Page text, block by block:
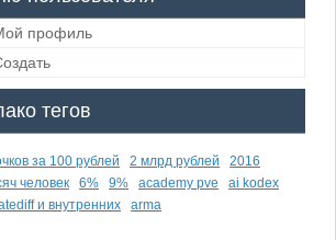
профиль
тегов
за 100 рублей 2 млрд рублей
2016
человек
6% 9% academy pve
ai kodex
и внутренних
arma